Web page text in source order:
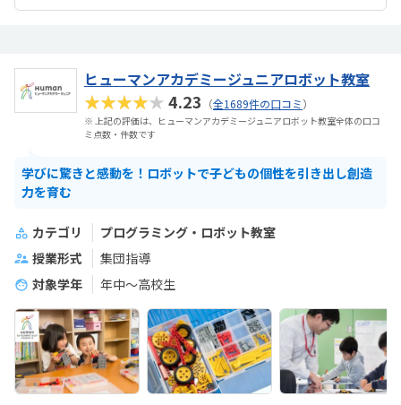
ヒューマンアカデミージュニアロボット教室
★★★★★4.23 （全1689件の口コミ）
※ 上記の評価は、ヒューマンアカデミージュニアロボット教室全体の口コ
ミ点数・件数です
学びに驚きと感動を！ロボットで子どもの個性を引き出し創造
力を育む
カテゴリ
プログラミング・ロボット教室
授業形式
集団指導
対象学年
年中～高校生